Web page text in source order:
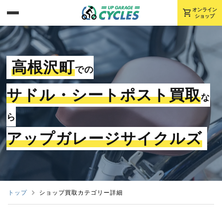
shopping_cart オンライン
ショップ
高根沢町での
サドル・シートポスト買取な
ら
アップガレージサイクルズ
トップ ショップ買取カテゴリー詳細